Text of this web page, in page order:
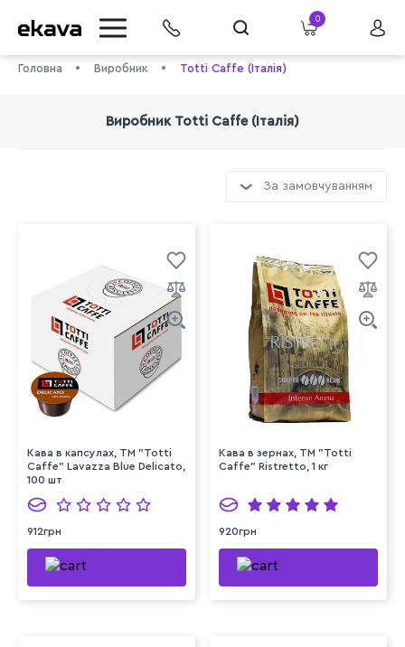
0
Головна Виробник Totti Caffe (Італія)
Виробник Totti Caffe (Італія)
За замовчуванням
Кава в капсулах, TM "Totti
Caffe" Lavazza Blue Delicato,
100 шт
912грн
Кава в зернах, TM "Totti
Caffe" Ristretto, 1 кг
920грн